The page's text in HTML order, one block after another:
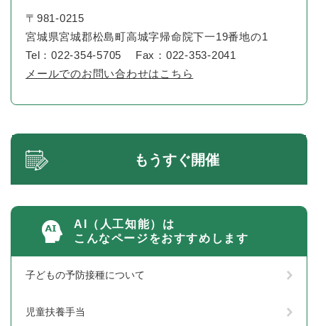
〒981-0215
宮城県宮城郡松島町高城字帰命院下一19番地の1
Tel：022-354-5705
Fax：022-353-2041
メールでのお問い合わせはこちら
もうすぐ開催
AI（人工知能）は
こんなページをおすすめします
子どもの予防接種について
児童扶養手当